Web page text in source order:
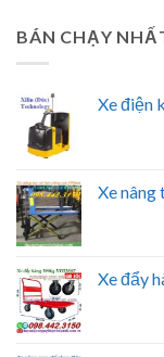
BÁN CHẠY
Xe điện
Xe
Xe đẩy